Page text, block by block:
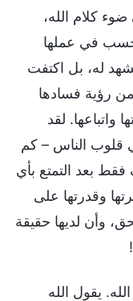
كلام الله،
في عملها
له، بل اكتفت
من رؤية فسادها
واتباعها. لقد
قلوب الناس – كم
بعد التمتع بأي
وقدرتها على
وأن لديها حقيقة
يقول الله